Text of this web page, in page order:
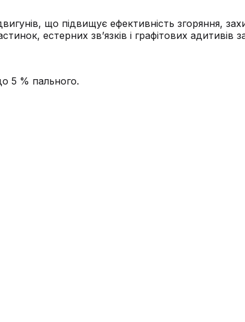
що підвищує ефективність згоряння,
естерних зв’язків і графітових адитивів
5 % пального.